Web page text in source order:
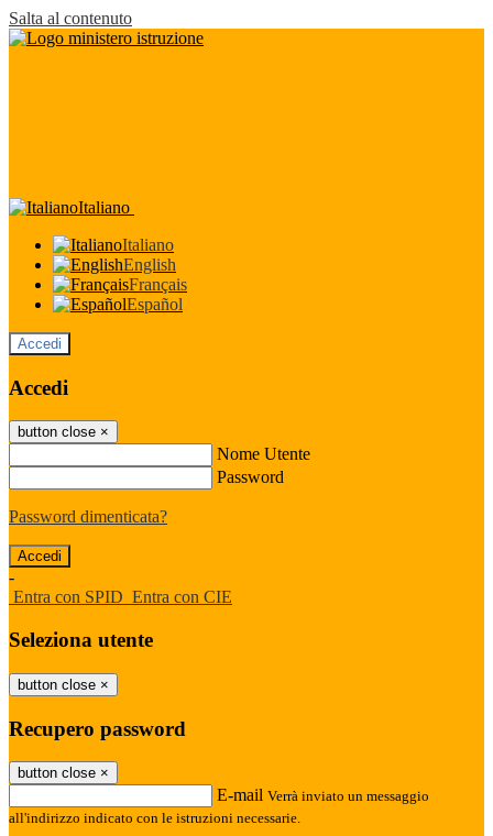
Salta al contenuto
Italiano
Italiano
English
Français
Español
Accedi
Accedi
button close ×
Nome Utente
Password
Password dimenticata?
-
Entra con SPID Entra con CIE
Seleziona utente
button close ×
Recupero password
button close ×
E-mail Verrà inviato un messaggio
all'indirizzo indicato con le istruzioni necessarie.